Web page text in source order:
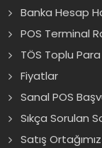
Banka Hesap
POS Terminal
TÖS Toplu
Fiyatlar
Sanal POS
Sıkça Sorulan
Satış